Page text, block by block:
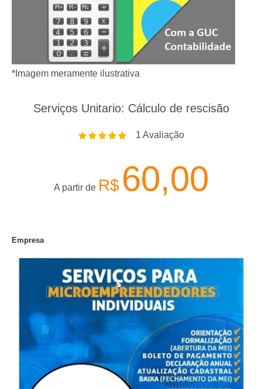
*Imagem meramente ilustrativa
Serviços Unitario: Cálculo de rescisão
1 Avaliação
A partir de R$ 60,00
Empresa